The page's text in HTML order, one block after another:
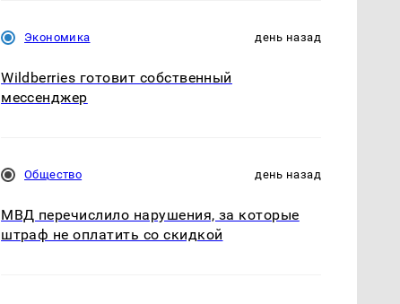
Экономика день назад
Wildberries готовит собственный
мессенджер
Общество день назад
МВД перечислило нарушения, за которые
штраф не оплатить со скидкой